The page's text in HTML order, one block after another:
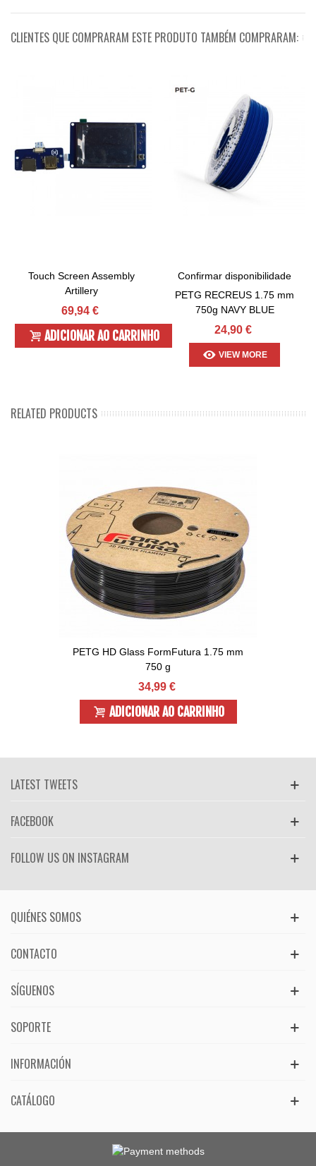
CLIENTES QUE COMPRARAM ESTE PRODUTO TAMBÉM COMPRARAM:
Touch Screen Assembly
Artillery
69,94 €
ADICIONAR AO CARRINHO
Confirmar disponibilidade
PETG RECREUS 1.75 mm
750g NAVY BLUE
24,90 €
VIEW MORE
RELATED PRODUCTS
PETG HD Glass FormFutura 1.75 mm
750 g
34,99 €
ADICIONAR AO CARRINHO
LATEST TWEETS
FACEBOOK
FOLLOW US ON INSTAGRAM
QUIÉNES SOMOS
CONTACTO
SÍGUENOS
SOPORTE
INFORMACIÓN
CATÁLOGO